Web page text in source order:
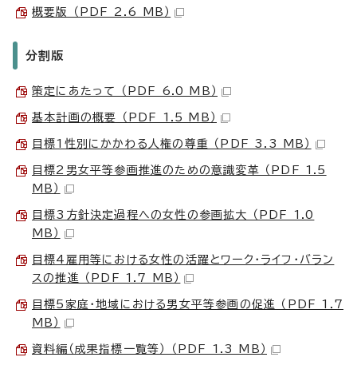
概要版 （PDF 2.6 MB）
分割版
策定にあたって （PDF 6.0 MB）
基本計画の概要 （PDF 1.5 MB）
目標1性別にかかわる人権の尊重 （PDF 3.3 MB）
目標2男女平等参画推進のための意識変革 （PDF 1.5
MB）
目標3方針決定過程への女性の参画拡大 （PDF 1.0
MB）
目標4雇用等における女性の活躍とワーク・ライフ・バラン
スの推進 （PDF 1.7 MB）
目標5家庭・地域における男女平等参画の促進 （PDF 1.7
MB）
資料編（成果指標一覧等） （PDF 1.3 MB）